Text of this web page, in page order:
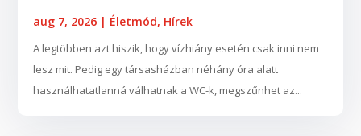
aug 7, 2026 | Életmód, Hírek
A legtöbben azt hiszik, hogy vízhiány esetén csak inni nem
lesz mit. Pedig egy társasházban néhány óra alatt
használhatatlanná válhatnak a WC-k, megszűnhet az...